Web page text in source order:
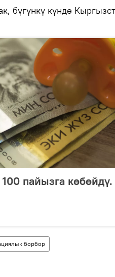
бүгүнкү күндө
пайызга
борбор